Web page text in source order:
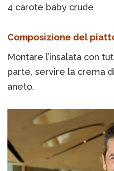
4 carote baby crude
Composizione del
Montare l’insalata con
parte, servire la crema
aneto.